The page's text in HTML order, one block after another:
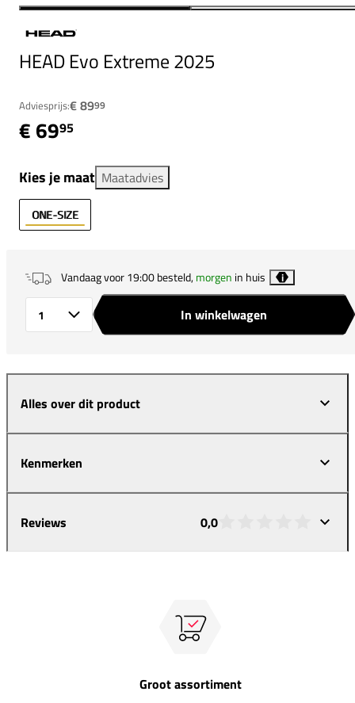
HEAD Evo Extreme 2025
Adviesprijs:€ 8999
€ 6995
Kies je maat Maatadvies
ONE-SIZE
Vandaag voor 19:00 besteld,morgen in huis i
In winkelwagen
Alles over dit product
Kenmerken
Reviews 0,0
Groot assortiment